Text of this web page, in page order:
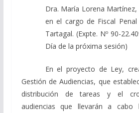
Dra. María Lorena Martínez,
en el cargo de Fiscal
Tartagal. (Expte. Nº 90-
Día de la próxima sesión)
En el proyecto de Ley,
Gestión de Audiencias, que
distribución de tareas y el
audiencias que llevarán a cabo